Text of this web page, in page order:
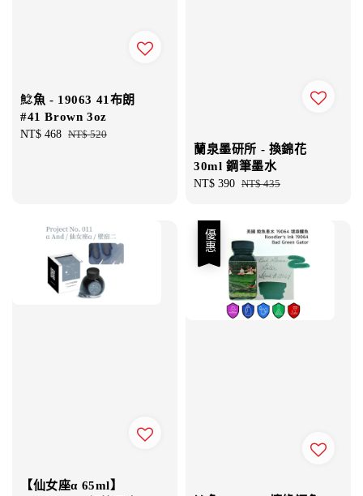
鯰魚 - 19063 41布朗
#41 Brown 3oz
Sale
NT$ 468 Regular
NT$ 520
蘭泉墨研所 - 換錦花
30ml 鋼筆墨水
Sale
NT$ 390 Regular
NT$ 435
【仙女座α 65ml】
優惠